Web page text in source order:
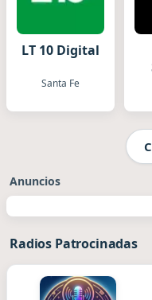
LT 10 Digital
Santa Fe
Anuncios
Radios Patrocinadas